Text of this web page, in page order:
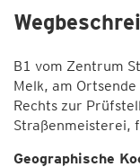
B1 vom Zentrum
Melk, am
Rechts zur
Straßenmeisterei,
Geographische